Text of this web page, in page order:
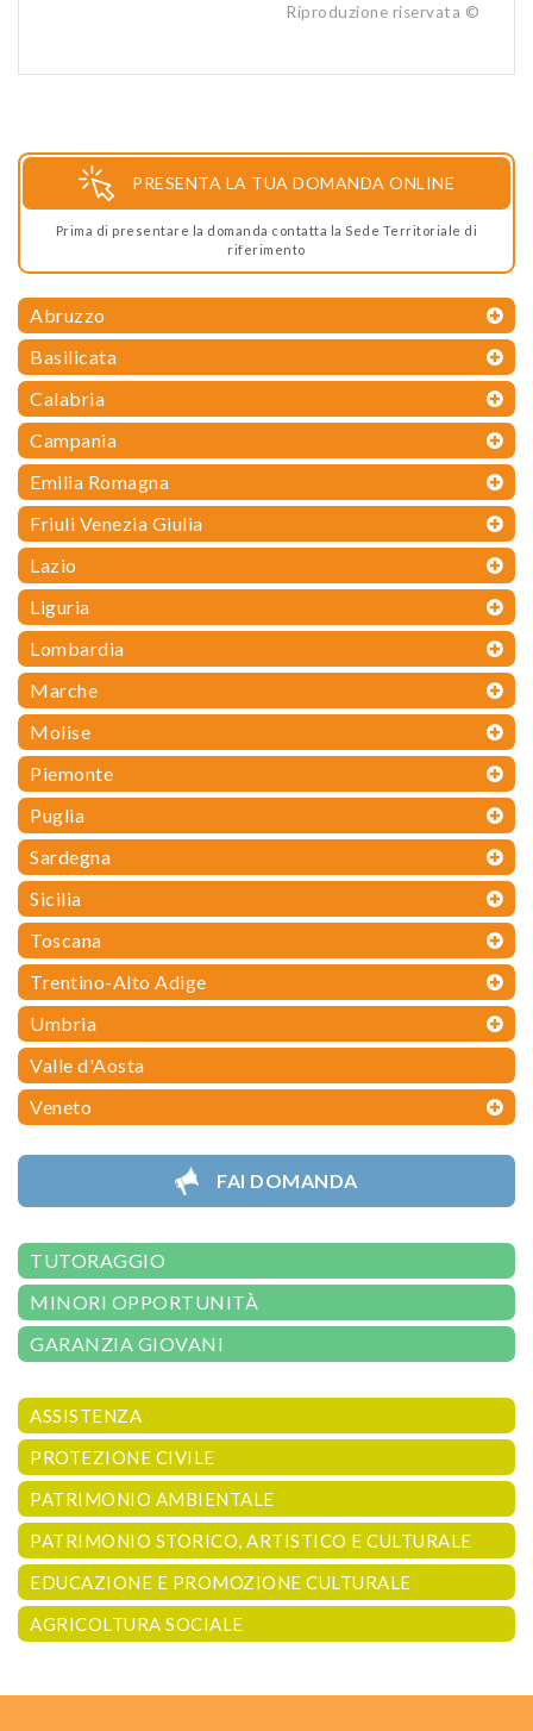
Riproduzione riservata ©
PRESENTA LA TUA DOMANDA ONLINE
Prima di presentare la domanda contatta la Sede Territoriale di
riferimento
Abruzzo
Basilicata
Calabria
Campania
Emilia Romagna
Friuli Venezia Giulia
Lazio
Liguria
Lombardia
Marche
Molise
Piemonte
Puglia
Sardegna
Sicilia
Toscana
Trentino-Alto Adige
Umbria
Valle d'Aosta
Veneto
FAI DOMANDA
TUTORAGGIO
MINORI OPPORTUNITÀ
GARANZIA GIOVANI
ASSISTENZA
PROTEZIONE CIVILE
PATRIMONIO AMBIENTALE
PATRIMONIO STORICO, ARTISTICO E CULTURALE
EDUCAZIONE E PROMOZIONE CULTURALE
AGRICOLTURA SOCIALE